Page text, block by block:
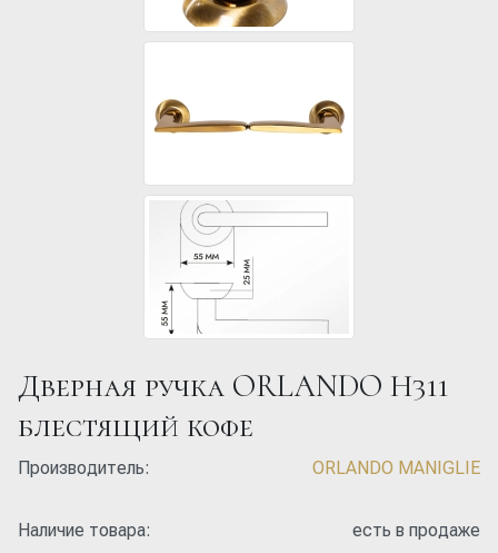
Дверная ручка ORLANDO H311
блестящий кофе
Производитель: ORLANDO MANIGLIE
Наличие товара: есть в продаже